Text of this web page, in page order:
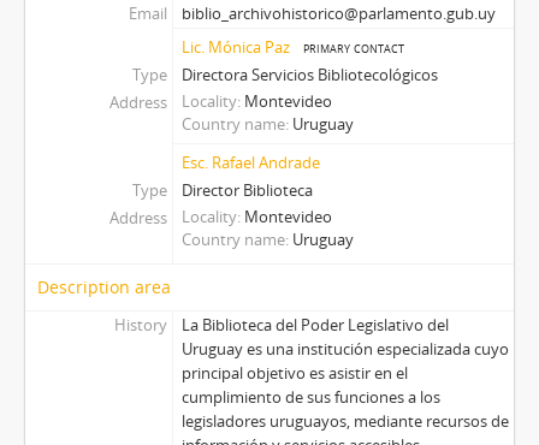
Email
biblio_archivohistorico@parlamento.gub.uy
Lic. Mónica Paz
primary contact
Type
Directora Servicios Bibliotecológicos
Address
Locality Montevideo
Country name Uruguay
Esc. Rafael Andrade
Type
Director Biblioteca
Address
Locality Montevideo
Country name Uruguay
Description area
History
La Biblioteca del Poder Legislativo del
Uruguay es una institución especializada cuyo
principal objetivo es asistir en el
cumplimiento de sus funciones a los
legisladores uruguayos, mediante recursos de